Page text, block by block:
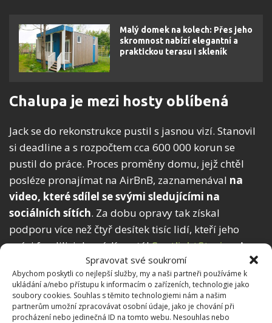
Spravovat své soukromí
Abychom poskytli co nejlepší služby, my a naši partneři používáme k
ukládání a/nebo přístupu k informacím o zařízeních, technologie jako
soubory cookies. Souhlas s těmito technologiemi nám a našim
partnerům umožní zpracovávat osobní údaje, jako je chování při
procházení nebo jedinečná ID na tomto webu. Nesouhlas nebo
Malý domek na kolech: Přes jeho
skromnost nabízí elegantní a
praktickou terasu i skleník
Chalupa je mezi hosty oblíbená
Jack se do rekonstrukce pustil s jasnou vizí. Stanovil
si deadline a s rozpočtem cca 600 000 korun se
pustil do práce. Proces proměny domu, jejž chtěl
posléze pronajímat na AirBnB, zaznamenával na
video, které sdílel se svými sledujícími na
sociálních sítích. Za dobu opravy tak získal
podporu více než čtyř desítek tisíc lidí, kteří jeho
práci fandili, jak uvádí portálSpotlightStories. A
konečný výsledek opravdu stojí za to.
Jackův dům je dnes vskutku možné si pronajmout na
platforměAirBnB, kdy noc v něm vyjde na cca 3 600